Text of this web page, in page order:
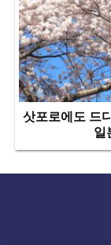
삿포로에도 드
일